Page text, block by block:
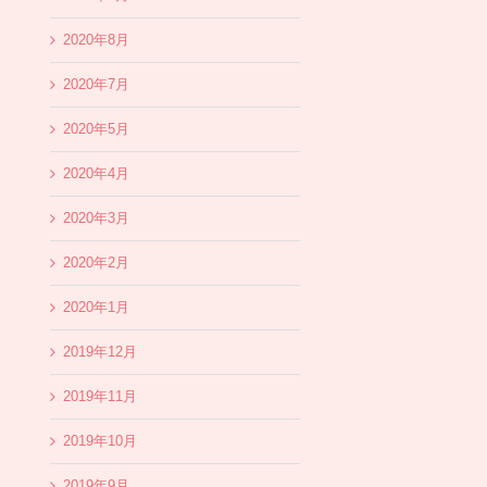
2020年8月
2020年7月
2020年5月
2020年4月
2020年3月
2020年2月
2020年1月
2019年12月
2019年11月
2019年10月